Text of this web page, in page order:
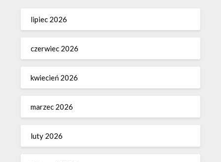
lipiec 2026
czerwiec 2026
kwiecień 2026
marzec 2026
luty 2026